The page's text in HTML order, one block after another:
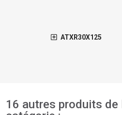
ATXR30X125
16 autres produits de